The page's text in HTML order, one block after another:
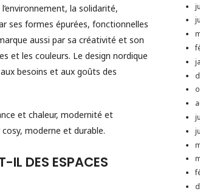
la solidarité,
ses formes épurées, fonctionnelles
aussi par sa créativité et son
et les couleurs. Le design nordique
besoins et aux goûts des
et chaleur, modernité et
moderne et durable.
IL DES ESPACES